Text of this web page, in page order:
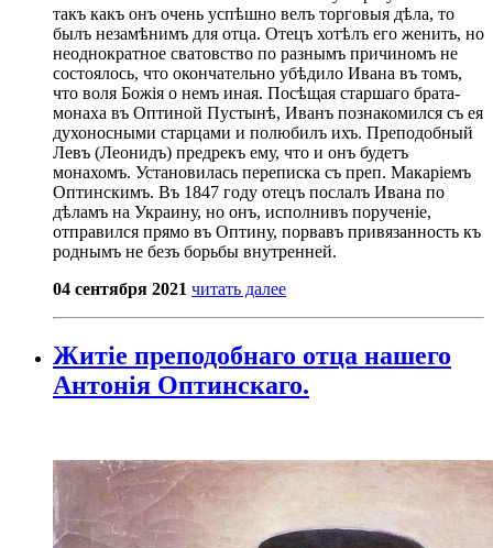
такъ какъ онъ очень успѣшно велъ торговыя дѣла, то
былъ незамѣнимъ для отца. Отецъ хотѣлъ его женить, но
неоднократное сватовство по разнымъ причиномъ не
состоялось, что окончательно убѣдило Ивана въ томъ,
что воля Божія о немъ иная. Посѣщая старшаго брата-
монаха въ Оптиной Пустынѣ, Иванъ познакомился съ ея
духоносными старцами и полюбилъ ихъ. Преподобный
Левъ (Леонидъ) предрекъ ему, что и онъ будетъ
монахомъ. Установилась переписка съ преп. Макаріемъ
Оптинскимъ. Въ 1847 году отецъ послалъ Ивана по
дѣламъ на Украину, но онъ, исполнивъ порученіе,
отправился прямо въ Оптину, порвавъ привязанность къ
роднымъ не безъ борьбы внутренней.
04 сентября 2021 читать далее
Житіе преподобнаго отца нашего
Антонія Оптинскаго.